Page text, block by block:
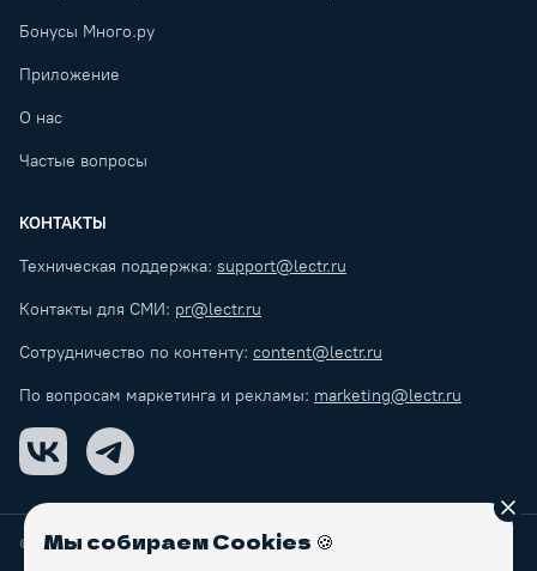
Бонусы Много.ру
Приложение
О нас
Частые вопросы
КОНТАКТЫ
Техническая поддержка: support@lectr.ru
Контакты для СМИ: pr@lectr.ru
Сотрудничество по контенту: content@lectr.ru
По вопросам маркетинга и рекламы: marketing@lectr.ru
VK Telegram
© Lectr2026
Мы собираем Cookies 🍪